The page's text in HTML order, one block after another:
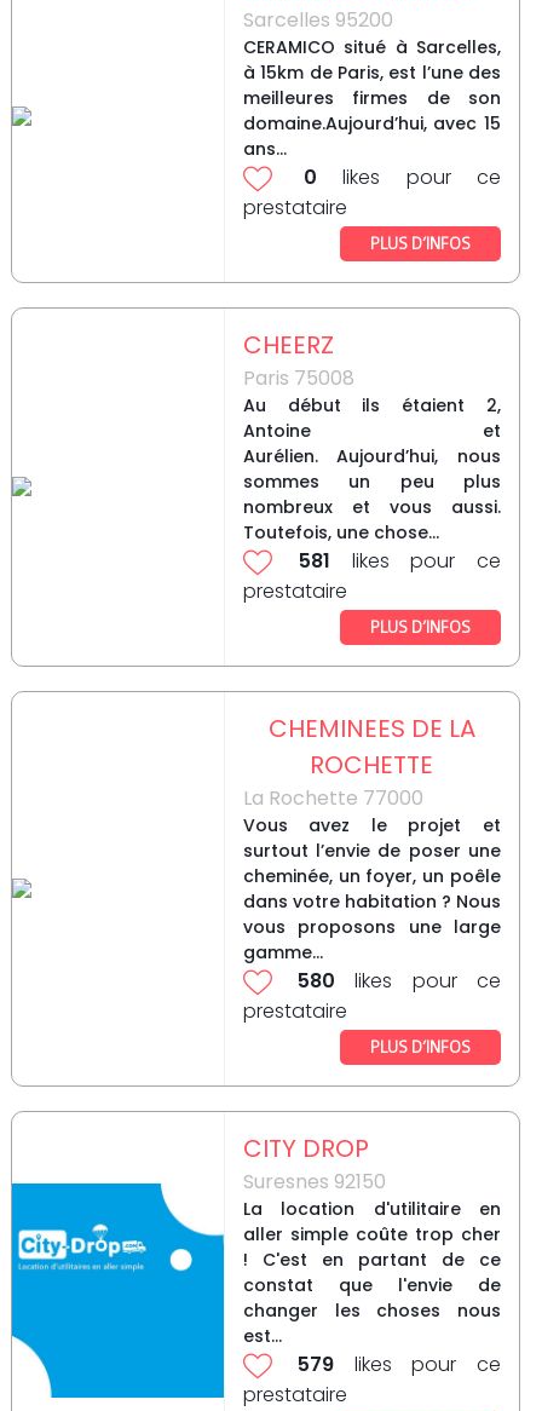
Sarcelles 95200
CERAMICO situé à Sarcelles,
à 15km de Paris, est l’une des
meilleures firmes de son
domaine.Aujourd’hui, avec 15
ans...
0 likes pour ce
prestataire
PLUS D’INFOS
CHEERZ
Paris 75008
Au début ils étaient 2,
Antoine et
Aurélien. Aujourd’hui, nous
sommes un peu plus
nombreux et vous aussi.
Toutefois, une chose...
581 likes pour ce
prestataire
PLUS D’INFOS
CHEMINEES DE LA
ROCHETTE
La Rochette 77000
Vous avez le projet et
surtout l’envie de poser une
cheminée, un foyer, un poêle
dans votre habitation ? Nous
vous proposons une large
gamme...
580 likes pour ce
prestataire
PLUS D’INFOS
CITY DROP
Suresnes 92150
La location d'utilitaire en
aller simple coûte trop cher
! C'est en partant de ce
constat que l'envie de
changer les choses nous
est...
579 likes pour ce
prestataire